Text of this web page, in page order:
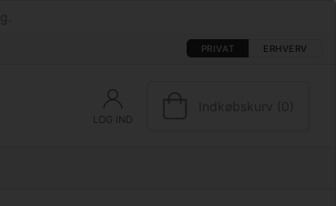
PRIVAT ERHVERV
LOG IND